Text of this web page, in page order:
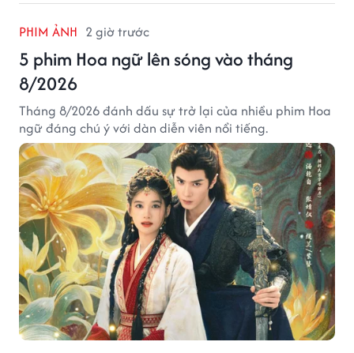
PHIM ẢNH 2 giờ trước
5 phim Hoa ngữ lên sóng vào tháng
8/2026
Tháng 8/2026 đánh dấu sự trở lại của nhiều phim Hoa
ngữ đáng chú ý với dàn diễn viên nổi tiếng.